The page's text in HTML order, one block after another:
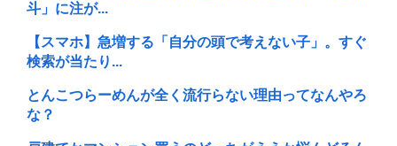
斗」に注が...
【スマホ】急増する「自分の頭で考えない子」。すぐ
検索が当たり...
とんこつらーめんが全く流行らない理由ってなんやろ
な？